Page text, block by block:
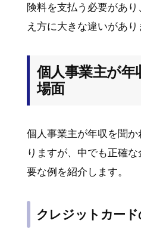
険料を支払う必要があ
え方に大きな違いがあり
個人事業主が年
場面
個人事業主が年収を聞
りますが、中でも正確
要な例を紹介します。
クレジットカー